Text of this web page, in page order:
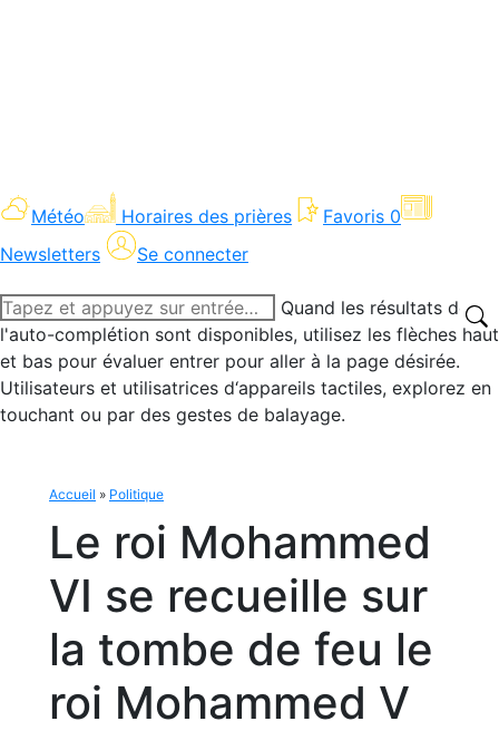
Météo Horaires des prières Favoris 0
Newsletters
Se connecter
Recherche
:
Quand les résultats de
l'auto-complétion sont disponibles, utilisez les flèches haut
et bas pour évaluer entrer pour aller à la page désirée.
Utilisateurs et utilisatrices d‘appareils tactiles, explorez en
touchant ou par des gestes de balayage.
Accueil » Politique
Le roi Mohammed
VI se recueille sur
la tombe de feu le
roi Mohammed V